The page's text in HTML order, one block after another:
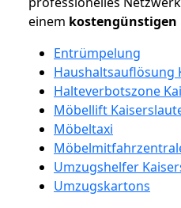
einem kostengünstigen
Entrümpelung
Haushaltsauflösung
Halteverbotszone
Möbellift
Möbeltaxi
Umzugshelfer
Umzugskartons